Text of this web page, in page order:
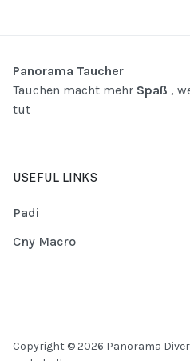
Panorama Taucher
Tauchen macht mehr Spaß ,
tut
USEFUL LINKS
Padi
Cny Macro
Copyright © 2026 Panorama